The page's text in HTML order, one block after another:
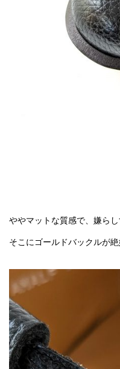
ややマットな質感で、嫌ら
そこにゴールドバックルが